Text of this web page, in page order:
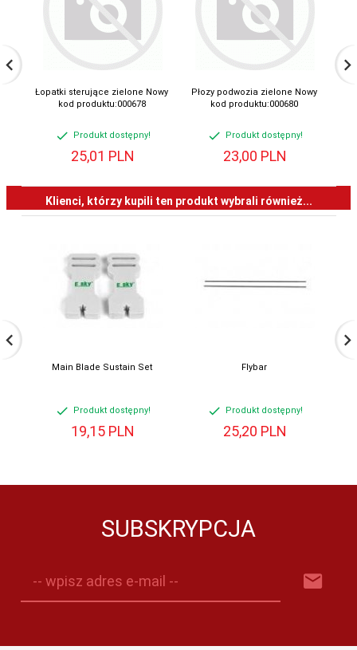
Łopatki sterujące zielone Nowy
kod produktu:000678
Produkt dostępny!
25,01 PLN
Płozy podwozia zielone Nowy
kod produktu:000680
Produkt dostępny!
23,00 PLN
Klienci, którzy kupili ten produkt wybrali również...
Main Blade Sustain Set
Produkt dostępny!
19,15 PLN
Flybar
Produkt dostępny!
25,20 PLN
SUBSKRYPCJA
-- wpisz adres e-mail --